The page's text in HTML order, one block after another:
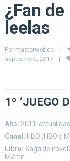
¿Fan
leelas
Por masterwebcc |
septiembre, 2017 |
1º ‘JUEGO
Año: 2011-actualidad
Canal: HBO (HBO y
Libro: Saga de
Martin